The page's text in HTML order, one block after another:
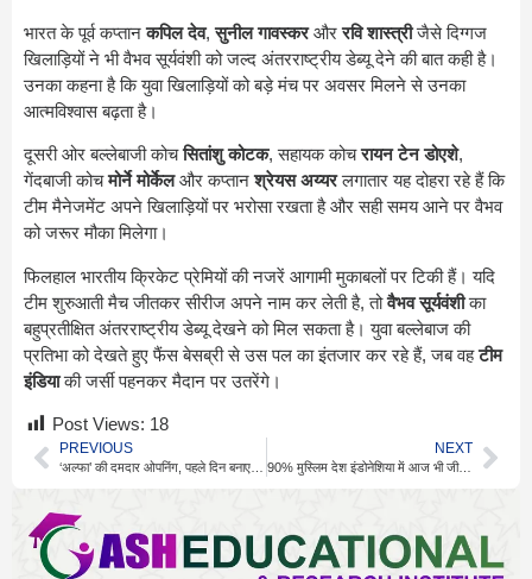
भारत के पूर्व कप्तानकपिल देव,सुनील गावस्करऔररवि शास्त्रीजैसे दिग्गज
खिलाड़ियों ने भी वैभव सूर्यवंशी को जल्द अंतरराष्ट्रीय डेब्यू देने की बात कही है।
उनका कहना है कि युवा खिलाड़ियों को बड़े मंच पर अवसर मिलने से उनका
आत्मविश्वास बढ़ता है।
दूसरी ओर बल्लेबाजी कोचसितांशु कोटक, सहायक कोचरायन टेन डोएशे,
गेंदबाजी कोचमोर्ने मोर्केलऔर कप्तानश्रेयस अय्यरलगातार यह दोहरा रहे हैं कि
टीम मैनेजमेंट अपने खिलाड़ियों पर भरोसा रखता है और सही समय आने पर वैभव
को जरूर मौका मिलेगा।
फिलहाल भारतीय क्रिकेट प्रेमियों की नजरें आगामी मुकाबलों पर टिकी हैं। यदि
टीम शुरुआती मैच जीतकर सीरीज अपने नाम कर लेती है, तोवैभव सूर्यवंशीका
बहुप्रतीक्षित अंतरराष्ट्रीय डेब्यू देखने को मिल सकता है। युवा बल्लेबाज की
प्रतिभा को देखते हुए फैंस बेसब्री से उस पल का इंतजार कर रहे हैं, जब वहटीम
इंडियाकी जर्सी पहनकर मैदान पर उतरेंगे।
Post Views: 18
PREVIOUS NEXT
90% मुस्लिम देश इंडोनेशिया में आज भी जीवित है रामायण-महाभारत